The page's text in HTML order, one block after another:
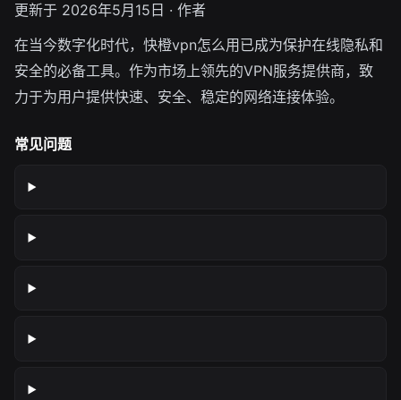
更新于 2026年5月15日 · 作者
在当今数字化时代，快橙vpn怎么用已成为保护在线隐私和
安全的必备工具。作为市场上领先的VPN服务提供商，致
力于为用户提供快速、安全、稳定的网络连接体验。
常见问题